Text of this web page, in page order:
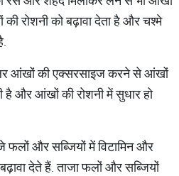
रोशनी को बढ़ावा देता है और चश्मे
आंखों की एक्सरसाइज करने से आंखों
है और आंखों की रोशनी में सुधार हो
फलों और सब्जियों में विटामिन और
देते हैं. ताजा फलों और सब्जियों